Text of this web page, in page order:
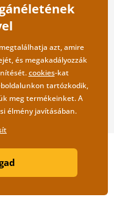
készítette
azt, amire
és megakadályozzák
cookies-kat
tartózkodik,
meg termékeinket. A
élmény javításában.